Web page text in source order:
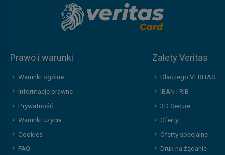
Prawo i warunki
Warunki ogólne
Informacje prawne
Prywatność
Warunki użycia
Cookies
FAQ
Zalety Veritas
Dlaczego VERITAS
IBAN i RIB
3D Secure
Oferty
Oferty specjalne
Druk na żądanie